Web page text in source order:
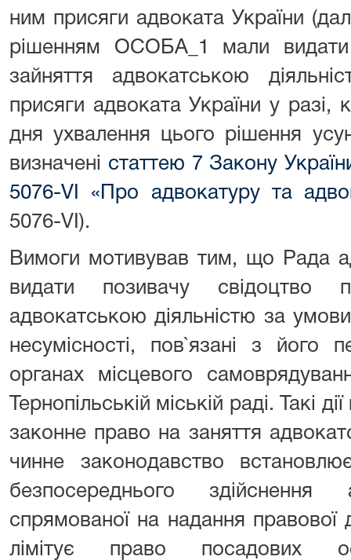
ним присяги адвоката України
рішенням ОСОБА_1 мали
зайняття адвокатською
присяги адвоката України у разі,
дня ухвалення цього рішення
визначені статтею 7 Закону
5076-VI «Про адвокатуру та
5076-VI).
Вимоги мотивував тим, що Рада
видати позивачу
адвокатською діяльністю за
несумісності, пов`язані з його
органах місцевого
Тернопільській міській раді. Такі
законне право на заняття
чинне законодавство
безпосереднього здійснення
спрямованої на надання правової
лімітує право посадових